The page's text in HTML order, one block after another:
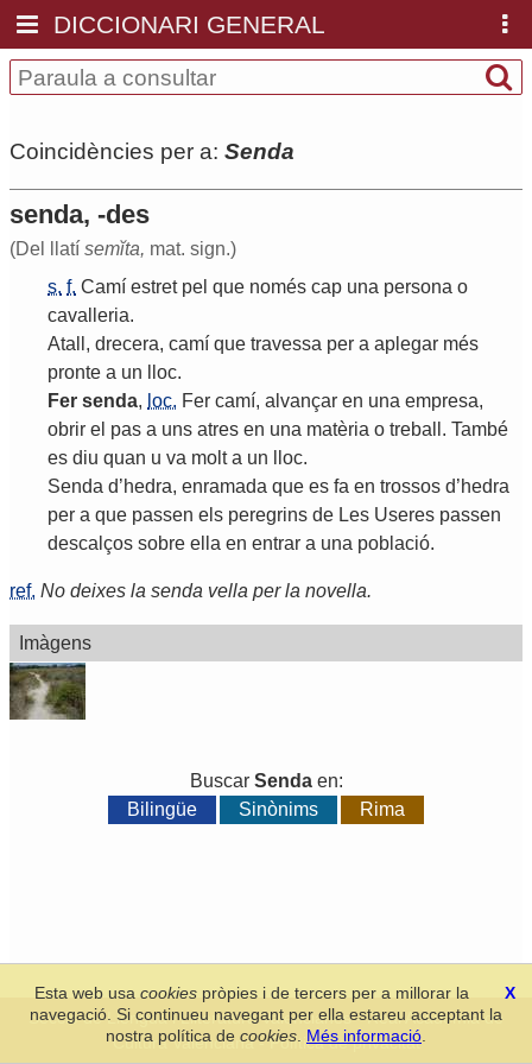
DICCIONARI GENERAL
Coincidències per a: Senda
senda, -des
(Del llatí semĭta, mat. sign.)
s. f. Camí estret pel que només cap una persona o
cavalleria.
Atall , drecera, camí que travessa per a aplegar més
pronte a un lloc.
Fer senda, loc. Fer camí, alvançar en una empresa,
obrir el pas a uns atres en una matèria o treball . També
es diu quan u va molt a un lloc.
Senda d’hedra, enramada que es fa en trossos d’hedra
per a que passen els peregrins de Les Useres passen
descalços sobre ella en entrar a una població.
ref. No deixes la senda vella per la novella.
Imàgens
Buscar Sendaen:
Bilingüe
Sinònims Rima
Secció de Llengua i Lliteratura Valencianes-Real Acadèmia de
Cultura Valenciana-Política de privacitat
X
Esta web usacookies pròpies i de tercers per a millorar la
navegació. Si continueu navegant per ella estareu acceptant la
nostra política de cookies Més informació